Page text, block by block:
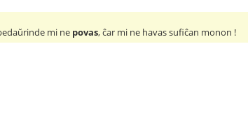
mi ne povas, ĉar mi ne havas sufiĉan monon !